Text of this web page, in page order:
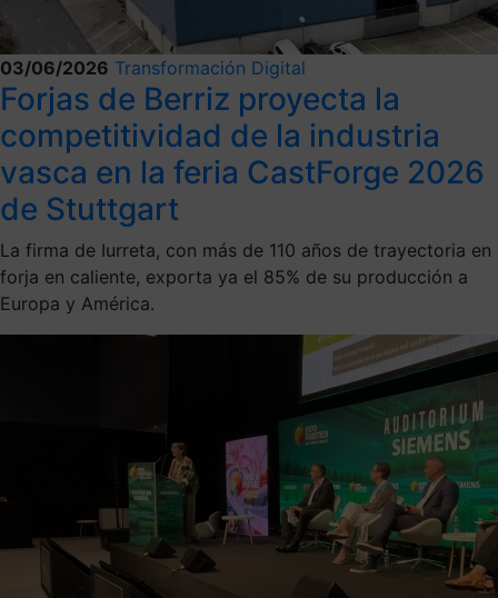
03/06/2026 Transformación Digital
Forjas de Berriz proyecta la
competitividad de la industria
vasca en la feria CastForge 2026
de Stuttgart
La firma de Iurreta, con más de 110 años de trayectoria en
forja en caliente, exporta ya el 85% de su producción a
Europa y América.